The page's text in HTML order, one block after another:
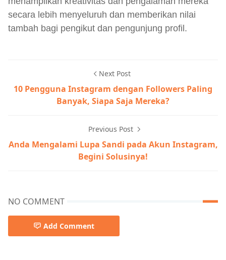
secara lebih menyeluruh dan memberikan nilai
tambah bagi pengikut dan pengunjung profil.
Next Post
10 Pengguna Instagram dengan Followers Paling
Banyak, Siapa Saja Mereka?
Previous Post
Anda Mengalami Lupa Sandi pada Akun Instagram,
Begini Solusinya!
NO COMMENT
Add Comment